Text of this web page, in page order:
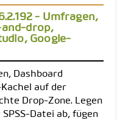
- Umfragen,
and-drop,
Google-
Dashboard
auf der
Drop-Zone. Legen
Datei ab, fügen